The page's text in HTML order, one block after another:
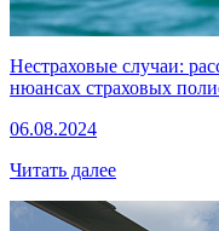
Нестраховые случаи:
нюансах страховых
06.08.2024
Читать далее